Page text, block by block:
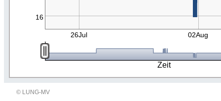
Zeit
16
26Jul 02Aug
© LUNG-MV